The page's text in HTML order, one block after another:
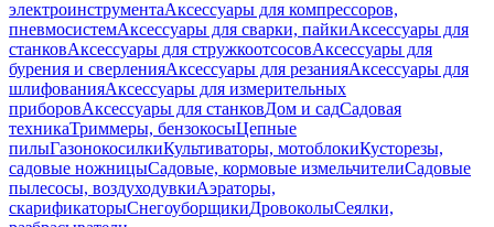
электроинструментаАксессуары для компрессоров,
пневмосистемАксессуары для сварки, пайкиАксессуары для
станковАксессуары для стружкоотсосовАксессуары для
бурения и сверленияАксессуары для резанияАксессуары для
шлифованияАксессуары для измерительных
приборовАксессуары для станковДом и садСадовая
техникаТриммеры, бензокосыЦепные
пилыГазонокосилкиКультиваторы, мотоблокиКусторезы,
садовые ножницыСадовые, кормовые измельчителиСадовые
пылесосы, воздуходувкиАэраторы,
скарификаторыСнегоуборщикиДровоколыСеялки,